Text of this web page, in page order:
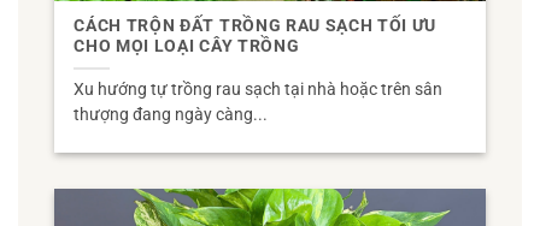
CÁCH TRỘN ĐẤT TRỒNG RAU SẠCH TỐI ƯU
CHO MỌI LOẠI CÂY TRỒNG
Xu hướng tự trồng rau sạch tại nhà hoặc trên sân
thượng đang ngày càng...